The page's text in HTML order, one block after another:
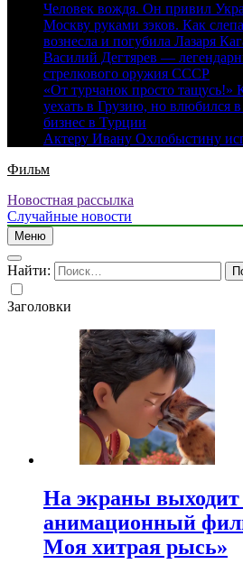
Человек вождя. Он привил
Москву руками зэков. Как
вознесла и погубила Лазаря
Василий Дегтярев —
стрелкового оружия СССР
«От турчанок просто тащусь!»
уехать в Грузию, но влюбился
бизнес в Турции
Актеру Ивану Охлобыстину
Фильм
Новостная рассылка
Случайные новости
Меню
Найти:
Заголовки
На экраны
анимационный
Моя хитрая рысь»